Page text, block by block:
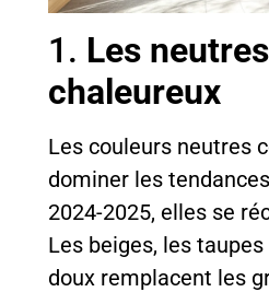
1. Les neutres
chaleureux
Les couleurs neutres
dominer les
2024-2025, elles se
Les beiges, les
doux remplacent les